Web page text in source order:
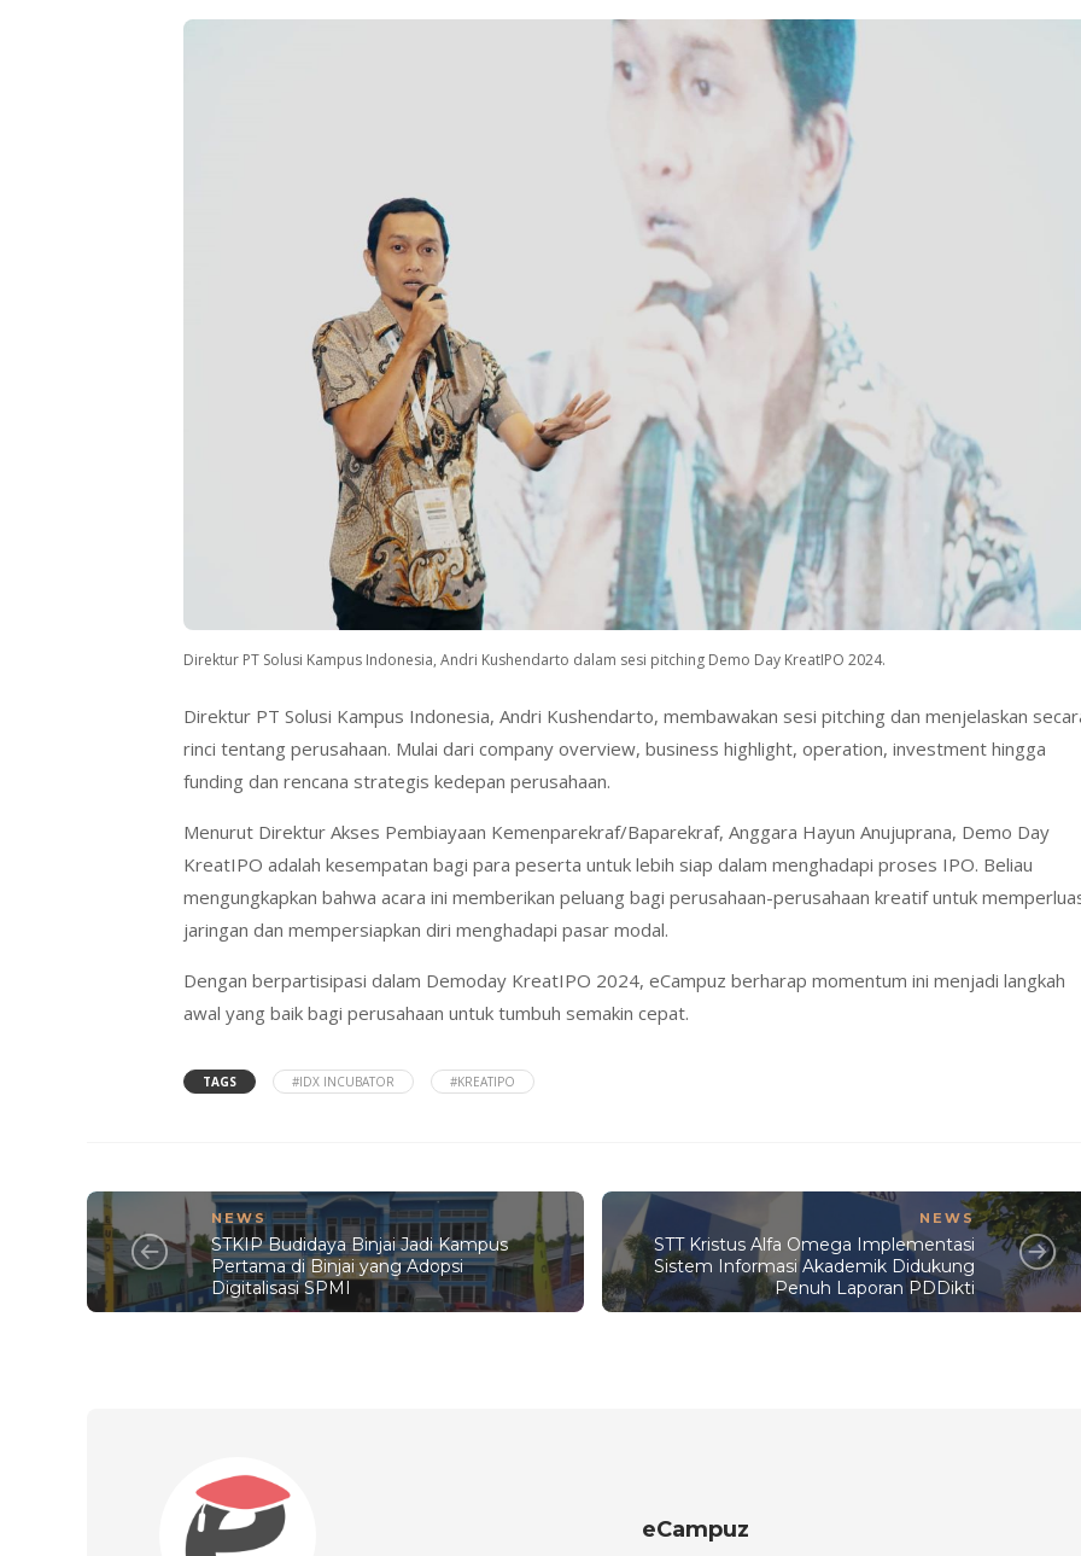
Direktur PT Solusi Kampus Indonesia, Andri Kushendarto dalam sesi pitching Demo Day KreatIPO 2024.
Direktur PT Solusi Kampus Indonesia, Andri Kushendarto, membawakan sesi pitching dan menjelaskan
rinci tentang perusahaan. Mulai dari company overview, business highlight, operation, investment hingga
funding dan rencana strategis kedepan perusahaan.
Menurut Direktur Akses Pembiayaan Kemenparekraf/Baparekraf, Anggara Hayun Anujuprana, Demo Day
KreatIPO adalah kesempatan bagi para peserta untuk lebih siap dalam menghadapi proses IPO. Beliau
mengungkapkan bahwa acara ini memberikan peluang bagi perusahaan-perusahaan kreatif untuk
jaringan dan mempersiapkan diri menghadapi pasar modal.
Dengan berpartisipasi dalam Demoday KreatIPO 2024, eCampuz berharap momentum ini menjadi langkah
awal yang baik bagi perusahaan untuk tumbuh semakin cepat.
TAGS #IDX INCUBATOR #KREATIPO
NEWS
STKIP Budidaya Binjai Jadi Kampus
Pertama di Binjai yang Adopsi
Digitalisasi SPMI
NEWS
STT Kristus Alfa Omega Implementasi
Sistem Informasi Akademik Didukung
Penuh Laporan PDDikti
eCampuz